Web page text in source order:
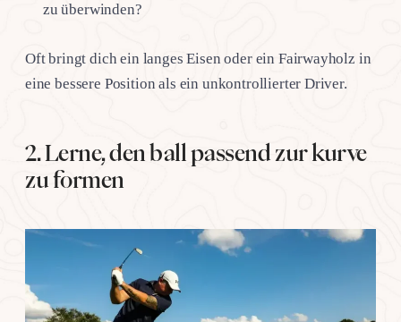
zu überwinden?
Oft bringt dich ein langes Eisen oder ein Fairwayholz in
eine bessere Position als ein unkontrollierter Driver.
2. Lerne, den ball passend zur kurve
zu formen